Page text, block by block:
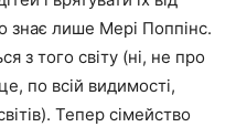
знає лише Мері Поппінс.
з того світу (ні, не про
по всій видимості,
Тепер сімейство